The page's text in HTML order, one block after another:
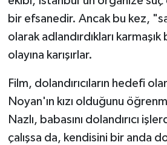
bir efsanedir. Ancak bu kez,
olarak adlandırdıkları karmaşık
olayına karışırlar.
Film, dolandırıcıların hedefi
Noyan'ın kızı olduğunu
Nazlı, babasını dolandırıcı
çalışsa da, kendisini bir anda